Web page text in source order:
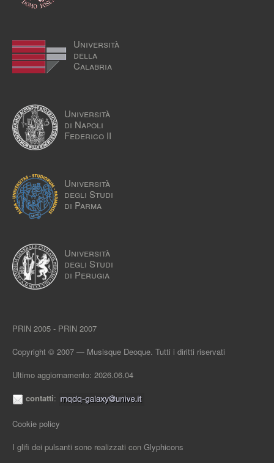
Università
della
Calabria
Università
di Napoli
Federico II
Università
degli Studi
di Parma
Università
degli Studi
di Perugia
PRIN 2005 - PRIN 2007
Copyright © 2007 — Musisque Deoque. Tutti i diritti riservati
Ultimo aggiornamento: 2026.06.04
contatti:
Cookie policy
I glifi dei pulsanti sono realizzati con Glyphicons